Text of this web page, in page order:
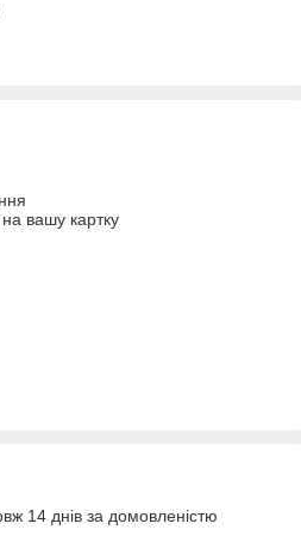
вашу картку
14 днів за домовленістю